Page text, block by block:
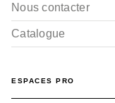
Nous contacter
Catalogue
ESPACES PRO